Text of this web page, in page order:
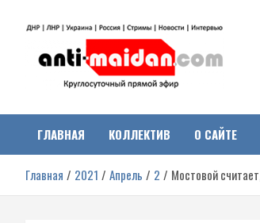
Антимайдан:
Гражданская
Украине
о гражданской войне на Украине, включая
ДНР, ЛНР и других регионах.
ГЛАВНАЯ КОЛЛЕКТИВ О САЙТЕ
Главная 2021 Апрель 2 Мостовой